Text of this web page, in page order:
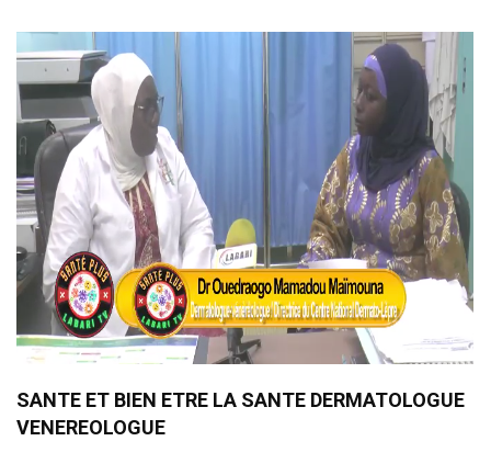
SANTE ET BIEN ETRE LA SANTE DERMATOLOGUE
VENEREOLOGUE